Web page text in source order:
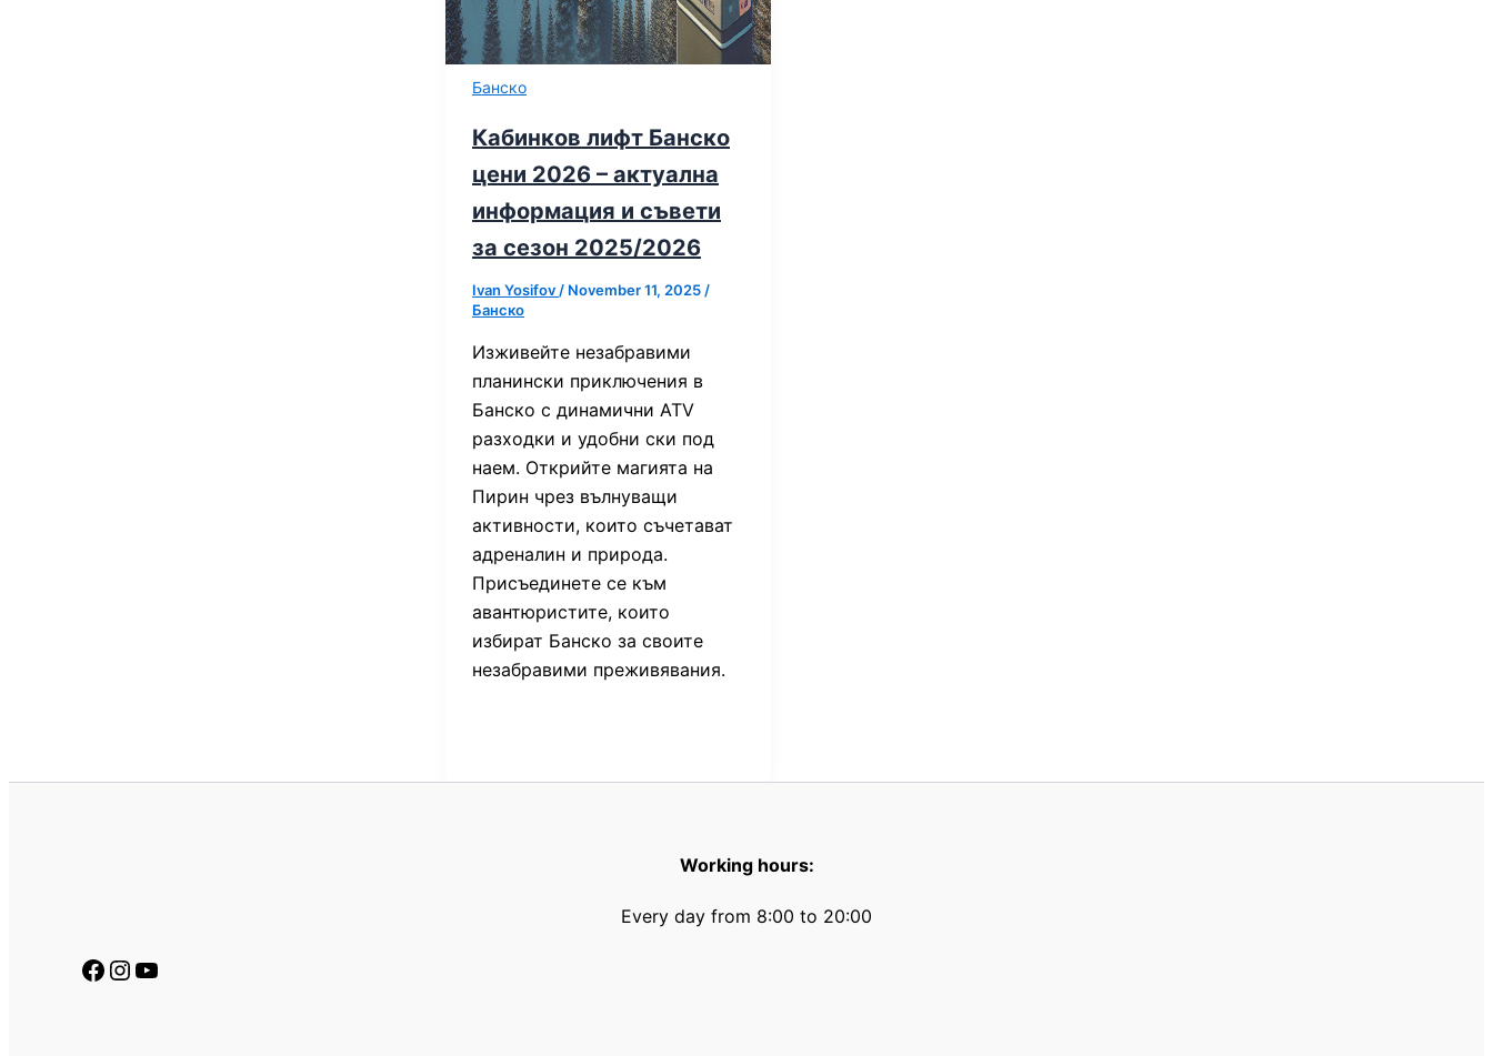
Банско
Кабинков лифт Банско
цени 2026 – актуална
информация и съвети
за сезон 2025/2026
Ivan Yosifov / November 11, 2025 /
Банско
Изживейте незабравими
планински приключения в
Банско с динамични ATV
разходки и удобни ски под
наем. Открийте магията на
Пирин чрез вълнуващи
активности, които съчетават
адреналин и природа.
Присъединете се към
авантюристите, които
избират Банско за своите
незабравими преживявания.
Working hours:
Every day from 8:00 to 20:00